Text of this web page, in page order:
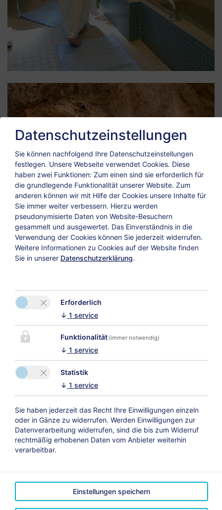
Datenschutzeinstellungen
Sie können nachfolgend Ihre Datenschutzeinstellungen
festlegen. Unsere Webseite verwendet Cookies. Diese
haben zwei Funktionen: Zum einen sind sie erforderlich für
die grundlegende Funktionalität unserer Website. Zum
anderen können wir mit Hilfe der Cookies unsere Inhalte für
Sie immer weiter verbessern. Hierzu werden
pseudonymisierte Daten von Website-Besuchern
gesammelt und ausgewertet. Das Einverständnis in die
Verwendung der Cookies können Sie jederzeit widerrufen.
Weitere Informationen zu Cookies auf der Website finden
Sie in unserer Datenschutzerklärung.
Erforderlich
↓ 1 service
Funktionalität (immer notwendig)
↓ 1 service
Statistik
↓ 1 service
Sie haben jederzeit das Recht Ihre Einwilligungen einzeln
oder in Gänze zu widerrufen. Werden Einwilligungen zur
Datenverarbeitung widerrufen, sind die bis zum Widerruf
rechtmäßig erhobenen Daten vom Anbieter weiterhin
verarbeitbar.
Einstellungen speichern